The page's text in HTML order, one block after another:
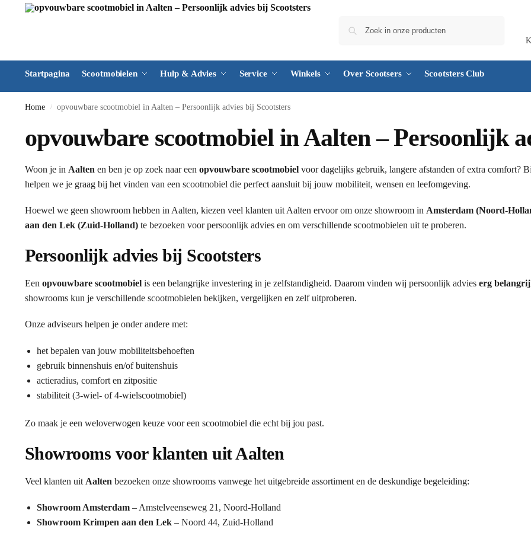
Startpagina Scootmobielen Hulp & Advies Service Winkels Over Scootsers Scootsters Club
Home / opvouwbare scootmobiel in Aalten – Persoonlijk advies bij Scootsters
opvouwbare scootmobiel in Aalten – Persoonlijk
Woon je in Aalten en ben je op zoek naar een opvouwbare scootmobielvoor dagelijks gebruik, langere afstanden of extra comfort?
helpen we je graag bij het vinden van een scootmobiel die perfect aansluit bij jouw mobiliteit, wensen en leefomgeving.
Hoewel we geen showroom hebben in Aalten, kiezen veel klanten uit Aalten ervoor om onze showroom in Amsterdam (Noord-
aan den Lek (Zuid-Holland)te bezoeken voor persoonlijk advies en om verschillende scootmobielen uit te proberen.
Persoonlijk advies bij Scootsters
Een opvouwbare scootmobielis een belangrijke investering in je zelfstandigheid. Daarom vinden wij persoonlijk advies erg
showrooms kun je verschillende scootmobielen bekijken, vergelijken en zelf uitproberen.
Onze adviseurs helpen je onder andere met:
het bepalen van jouw mobiliteitsbehoeften
gebruik binnenshuis en/of buitenshuis
actieradius, comfort en zitpositie
stabiliteit (3-wiel- of 4-wielscootmobiel)
Zo maak je een weloverwogen keuze voor een scootmobiel die echt bij jou past.
Showrooms voor klanten uit Aalten
Veel klanten uit Aalten bezoeken onze showrooms vanwege het uitgebreide assortiment en de deskundige begeleiding:
Showroom Amsterdam– Amstelveenseweg 21, Noord-Holland
Showroom Krimpen aan den Lek– Noord 44, Zuid-Holland